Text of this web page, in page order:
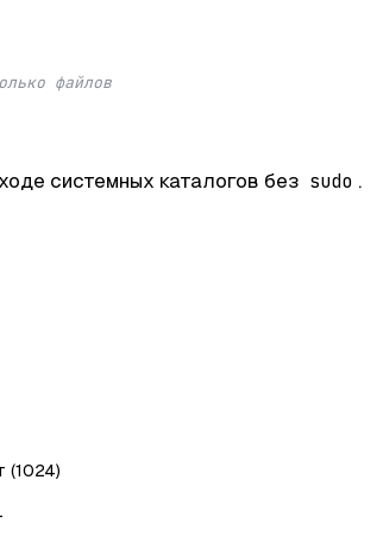
файлов
системных каталогов без sudo .
(1024)